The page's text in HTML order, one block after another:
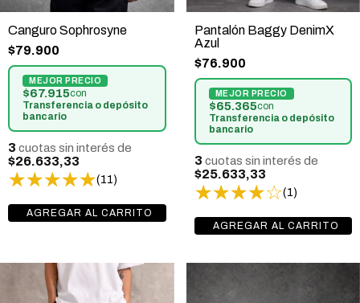
Canguro Sophrosyne
(11)
$79.900
$67.915con
Transferencia o depósito
bancario
3 cuotas sin interés de
$26.633,33
Pantalón Baggy DenimX
Azul
(1)
$76.900
$65.365con
Transferencia o depósito
bancario
3 cuotas sin interés de
$25.633,33